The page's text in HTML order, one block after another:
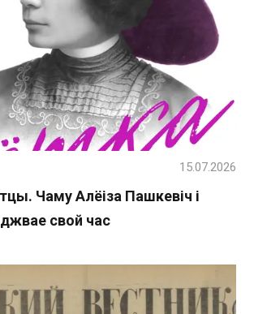
Чаму Алёіза Пашкевіч і
свой час
15.07.2026